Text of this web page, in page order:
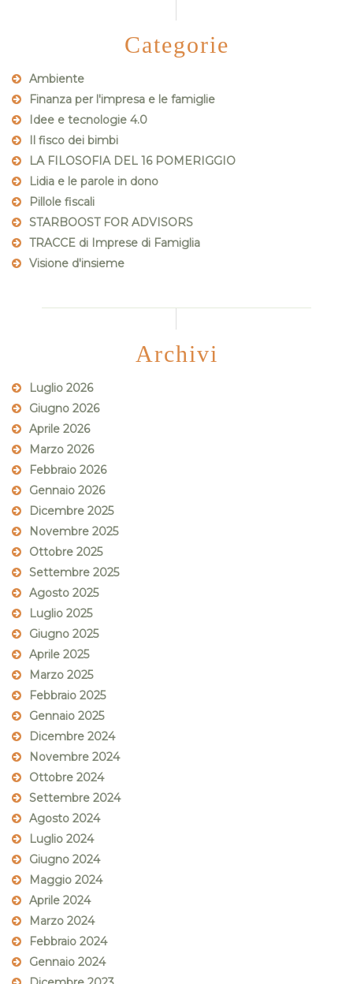
Categorie
Ambiente
Finanza per l'impresa e le famiglie
Idee e tecnologie 4.0
Il fisco dei bimbi
LA FILOSOFIA DEL 16 POMERIGGIO
Lidia e le parole in dono
Pillole fiscali
STARBOOST FOR ADVISORS
TRACCE di Imprese di Famiglia
Visione d'insieme
Archivi
Luglio 2026
Giugno 2026
Aprile 2026
Marzo 2026
Febbraio 2026
Gennaio 2026
Dicembre 2025
Novembre 2025
Ottobre 2025
Settembre 2025
Agosto 2025
Luglio 2025
Giugno 2025
Aprile 2025
Marzo 2025
Febbraio 2025
Gennaio 2025
Dicembre 2024
Novembre 2024
Ottobre 2024
Settembre 2024
Agosto 2024
Luglio 2024
Giugno 2024
Maggio 2024
Aprile 2024
Marzo 2024
Febbraio 2024
Gennaio 2024